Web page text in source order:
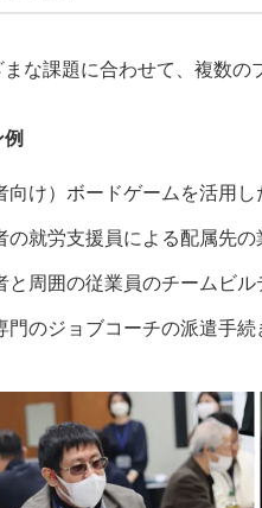
な課題に合わせて、複数の
例
向け）ボードゲームを活用
の就労支援員による配属先
と周囲の従業員のチームビ
門のジョブコーチの派遣手続